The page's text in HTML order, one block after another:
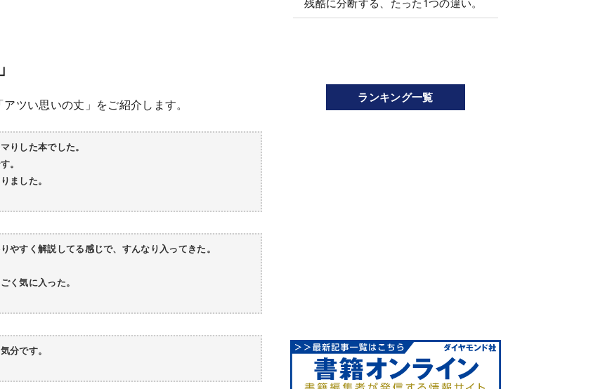
ツい思いの丈」をご紹介します。
りした本でした。
。
ました。
やすく解説してる感じで、すんなり入ってきた。
く気に入った。
分です。
ランキング一覧